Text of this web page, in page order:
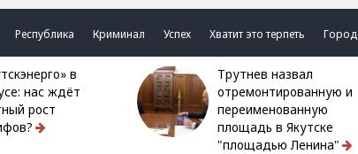
Республика Криминал Успех Хватит это терпеть Город
нас ждёт
рост
Трутнев назвал
отремонтированную и
переименованную
площадь в Якутске
"площадью Ленина"